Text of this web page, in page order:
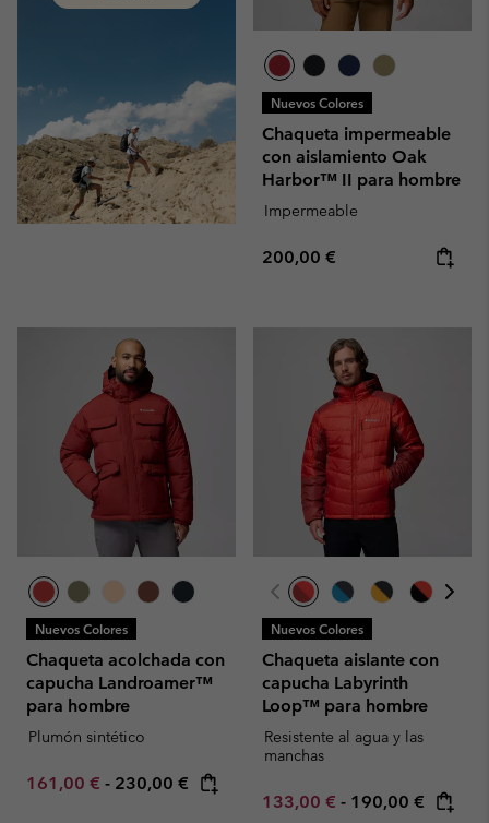
Nuevos Colores
Chaqueta impermeable
con aislamiento Oak
Harbor™ II para hombre
Impermeable
Regular price:
200,00 €
Nuevos Colores
Chaqueta acolchada con
capucha Landroamer™
para hombre
Plumón sintético
Minimum sale price:
161,00 € - Maximum price:
230,00 €
Nuevos Colores
Chaqueta aislante con
capucha Labyrinth
Loop™ para hombre
Resistente al agua y las
manchas
Minimum sale price:
133,00 € - Maximum price:
190,00 €